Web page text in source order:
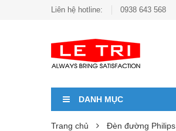
Liên hệ hotline: 0938 643 568
DANH MỤC
Trang chủ Đèn đường Philips